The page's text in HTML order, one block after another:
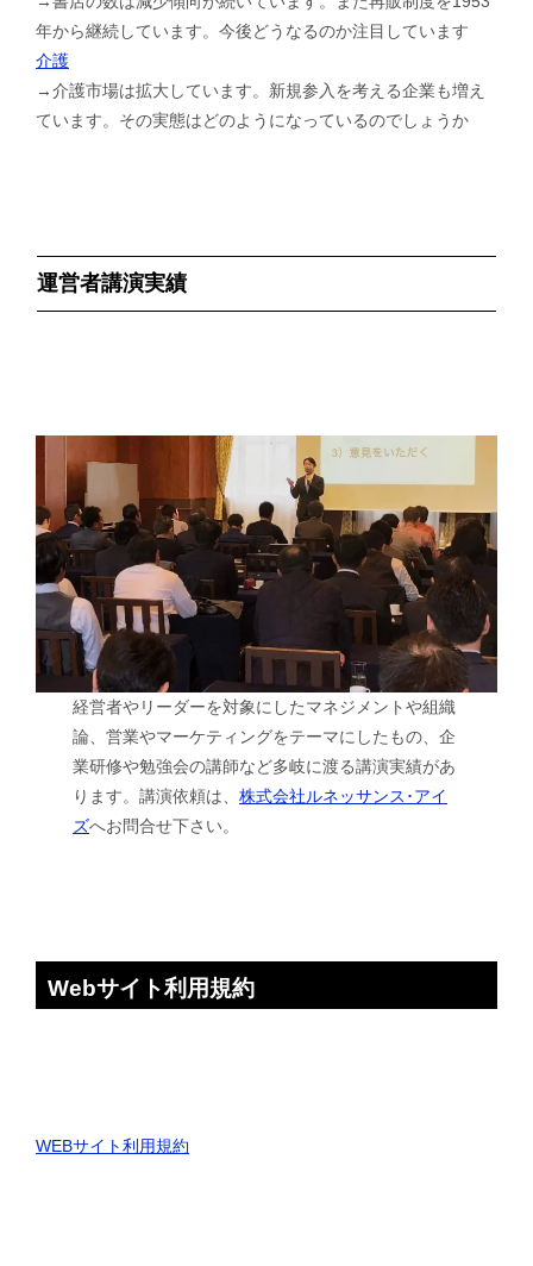
年から継続しています。今後どうなるのか注目しています
介護
→介護市場は拡大しています。新規参入を考える企業も増え
ています。その実態はどのようになっているのでしょうか
運営者講演実績
経営者やリーダーを対象にしたマネジメントや組織
論、営業やマーケティングをテーマにしたもの、企
業研修や勉強会の講師など多岐に渡る講演実績があ
ります。講演依頼は、株式会社ルネッサンス･アイ
ズへお問合せ下さい。
Webサイト利用規約
WEBサイト利用規約